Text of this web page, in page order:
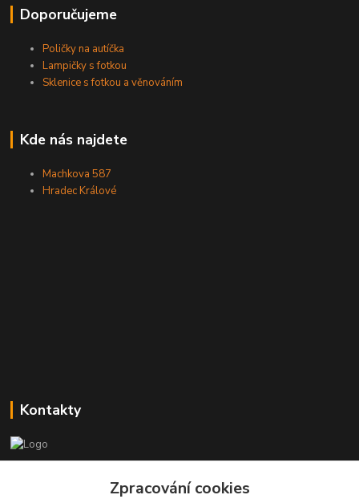
Doporučujeme
Poličky na autíčka
Lampičky s fotkou
Sklenice s fotkou a věnováním
Kde nás najdete
Machkova 587
Hradec Králové
Kontakty
+420773237626
Zpracování cookies